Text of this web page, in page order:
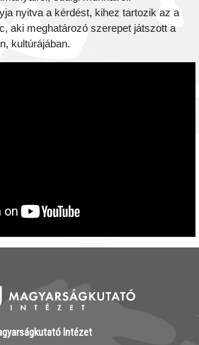
nyitva a kérdést, kihez tartozik az a
aki meghatározó szerepet játszott a
kultúrájában.
Intézet